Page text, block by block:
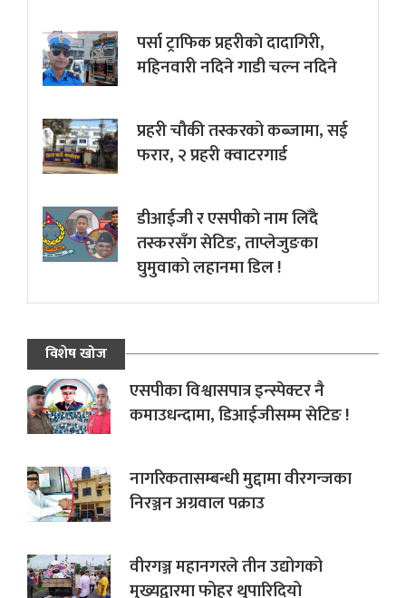
पर्सा ट्राफिक प्रहरीकाे दादागिरी,
महिनवारी नदिने गाडी चल्न नदिने
प्रहरी चौकी तस्करको कब्जामा, सई
फरार, २ प्रहरी क्वाटरगार्ड
डीआईजी र एसपीको नाम लिँदै
तस्करसँग सेटिङ, ताप्लेजुङका
घुमुवाको लहानमा डिल !
विशेष खोज
एसपीका विश्वासपात्र इन्स्पेक्टर नै
कमाउधन्दामा, डिआईजीसम्म सेटिङ !
नागरिकतासम्बन्धी मुद्दामा वीरगन्जका
निरञ्जन अग्रवाल पक्राउ
वीरगञ्ज महानगरले तीन उद्योगको
मुख्यद्वारमा फोहर थुपारिदियो